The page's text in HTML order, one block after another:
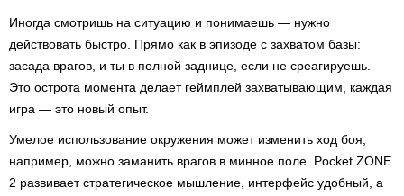
Иногда смотришь на ситуацию и понимаешь — нужно
действовать быстро. Прямо как в эпизоде с захватом базы:
засада врагов, и ты в полной заднице, если не среагируешь.
Это острота момента делает геймплей захватывающим, каждая
игра — это новый опыт.
Умелое использование окружения может изменить ход боя,
например, можно заманить врагов в минное поле. Pocket ZONE
2 развивает стратегическое мышление, интерфейс удобный, а